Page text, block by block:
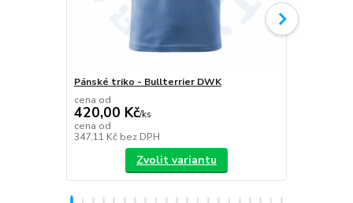
Pánské triko - Bullterrier DWK
cena od
420,00 Kč/ks
cena od
347,11 Kč bez DPH
Zvolit variantu